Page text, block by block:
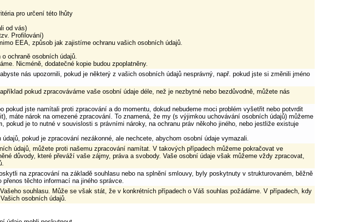
pro určení této lhůty
od vás)
Profilování)
EEA, způsob jak zajistíme ochranu vašich osobních údajů.
ochraně osobních údajů.
Nicméně, dodatečné kopie budou zpoplatněny.
nás upozornili, pokud je některý z vašich osobních údajů nesprávný, např. pokud jste si změnili jméno
pokud zpracováváme vaše osobní údaje déle, než je nezbytné nebo bezdůvodně, můžete nás
jste namítali proti zpracování a do momentu, dokud nebudeme moci problém vyšetřit nebo potvrdit
máte nárok na omezené zpracování. To znamená, že my (s výjimkou uchovávání osobních údajů) můžeme
je to nutné v souvislosti s právními nároky, na ochranu práv někoho jiného, nebo jestliže existuje
pokud je zpracování nezákonné, ale nechcete, abychom osobní údaje vymazali.
údajů, můžete proti našemu zpracování namítat. V takových případech můžeme pokračovat ve
důvody, které převáží vaše zájmy, práva a svobody. Vaše osobní údaje však můžeme vždy zpracovat,
na zpracování na základě souhlasu nebo na splnění smlouvy, byly poskytnuty v strukturovaném, běžně
těchto informací na jiného správce.
souhlasu. Může se však stát, že v konkrétních případech o Váš souhlas požádáme. V případech, kdy
osobních údajů.